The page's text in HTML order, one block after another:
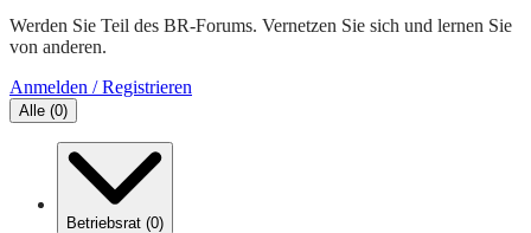
Werden Sie Teil des BR-Forums. Vernetzen Sie sich und lernen Sie
von anderen.
Anmelden / Registrieren
Alle (0)
Betriebsrat (0)